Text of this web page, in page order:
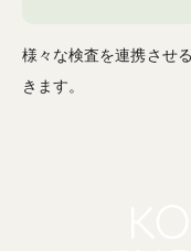
様々な検査を連携させ
きます。